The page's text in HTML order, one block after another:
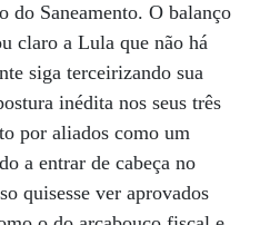
do Saneamento. O balanço
claro a Lula que não há
siga terceirizando sua
inédita nos seus três
por aliados como um
a entrar de cabeça no
quisesse ver aprovados